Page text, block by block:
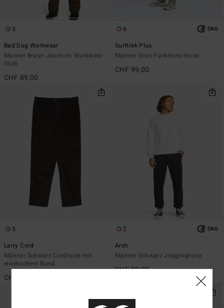
3
Bad Dog Workwear
Männer Braun Jeans im Workwear-
Style
CHF 89,00
6 ÖKO
Surftrek Plus
Männer Grün Funktions-Hose
CHF 99,00
5
Larry Cord
Männer Schwarz Cordhose mit
elastischem Bund
CHF 79,00
2 ÖKO
Arch
Männer Schwarz Jogginghose
CHF 59,00